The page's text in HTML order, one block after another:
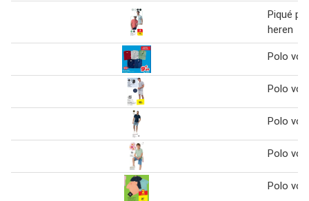
Piqué
heren
Polo
Polo
Polo
Polo
Polo